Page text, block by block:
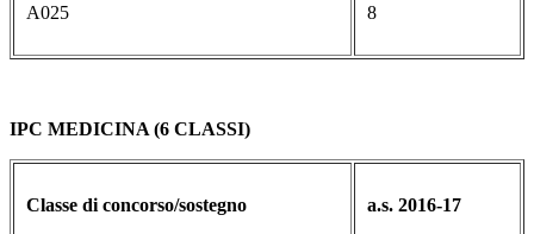
A025 8
IPC MEDICINA (6 CLASSI)
Classe di concorso/sostegno a.s. 2016-17